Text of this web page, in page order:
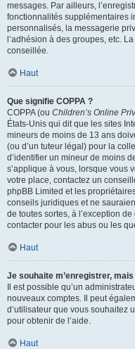
messages. Par ailleurs,
fonctionnalités supplémentaires
personnalisés, la messagerie
l’adhésion à des groupes, etc.
conseillée.
Haut
Que signifie COPPA ?
COPPA (ou Children’s Online
États-Unis qui dit que les sites
mineurs de moins de 13 ans
(ou d’un tuteur légal) pour la
d’identifier un mineur de moins
s’applique à vous, lorsque vous
votre place, contactez un
phpBB Limited et les
conseils juridiques et ne
de toutes sortes, à l’exception
contacter pour les abus ou les
Haut
Je souhaite m’enregistrer,
Il est possible qu’un
nouveaux comptes. Il peut
d’utilisateur que vous souhaitez
pour obtenir de l’aide.
Haut